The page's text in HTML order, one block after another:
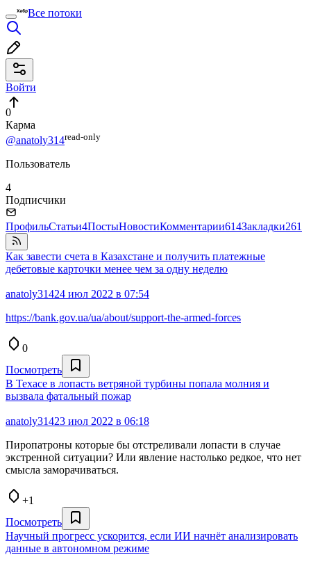
Все потоки
Войти
0
Карма
@anatoly314read⁠-⁠only
Пользователь
4
Подписчики
ПрофильСтатьи4ПостыНовостиКомментарии614Закладки261
Как завести счета в Казахстане и получить платежные
дебетовые карточки менее чем за одну неделю
anatoly31424 июл 2022 в 07:54
https://bank.gov.ua/ua/about/support-the-armed-forces
0
Посмотреть
В Техасе в лопасть ветряной турбины попала молния и
вызвала фатальный пожар
anatoly31423 июл 2022 в 06:18
Пиропатроны которые бы отстреливали лопасти в случае
экстренной ситуации? Или явление настолько редкое, что нет
смысла заморачиваться.
+1
Посмотреть
Научный прогресс ускорится, если ИИ начнёт анализировать
данные в автономном режиме